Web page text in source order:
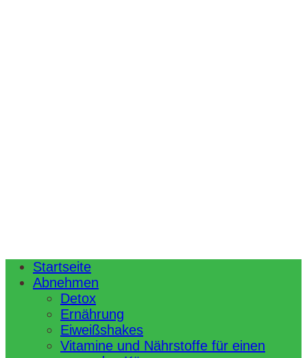
Startseite
Abnehmen
Detox
Ernährung
Eiweißshakes
Vitamine und Nährstoffe für einen